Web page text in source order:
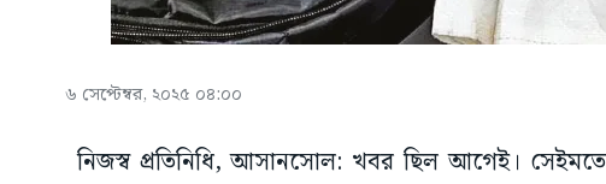
৬ সেপ্টেম্বর, ২০২৫ ০৪:০০
নিজস্ব প্রতিনিধি, আসানসোল: খবর ছিল আগেই।